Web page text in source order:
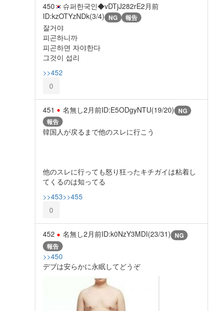
450 슈퍼한국인◆vDTjJ282rE2月前
ID:kzOTYzNDk(3/4) NG 報告
잘거야
피곤하니까
피곤하면 자야한다
그것이 섭리
>>452
0
451 名無し2月前ID:E5ODgyNTU(19/20) NG
報告
韓国人が戻るまで他のスレに行こう
他のスレに行っても怒り狂ったキチガイは粘着し
てくるのは知ってる
>>453>>455
0
452 名無し2月前ID:k0NzY3MDI(23/31) NG
報告
>>450
デブは安らかに永眠してどうぞ